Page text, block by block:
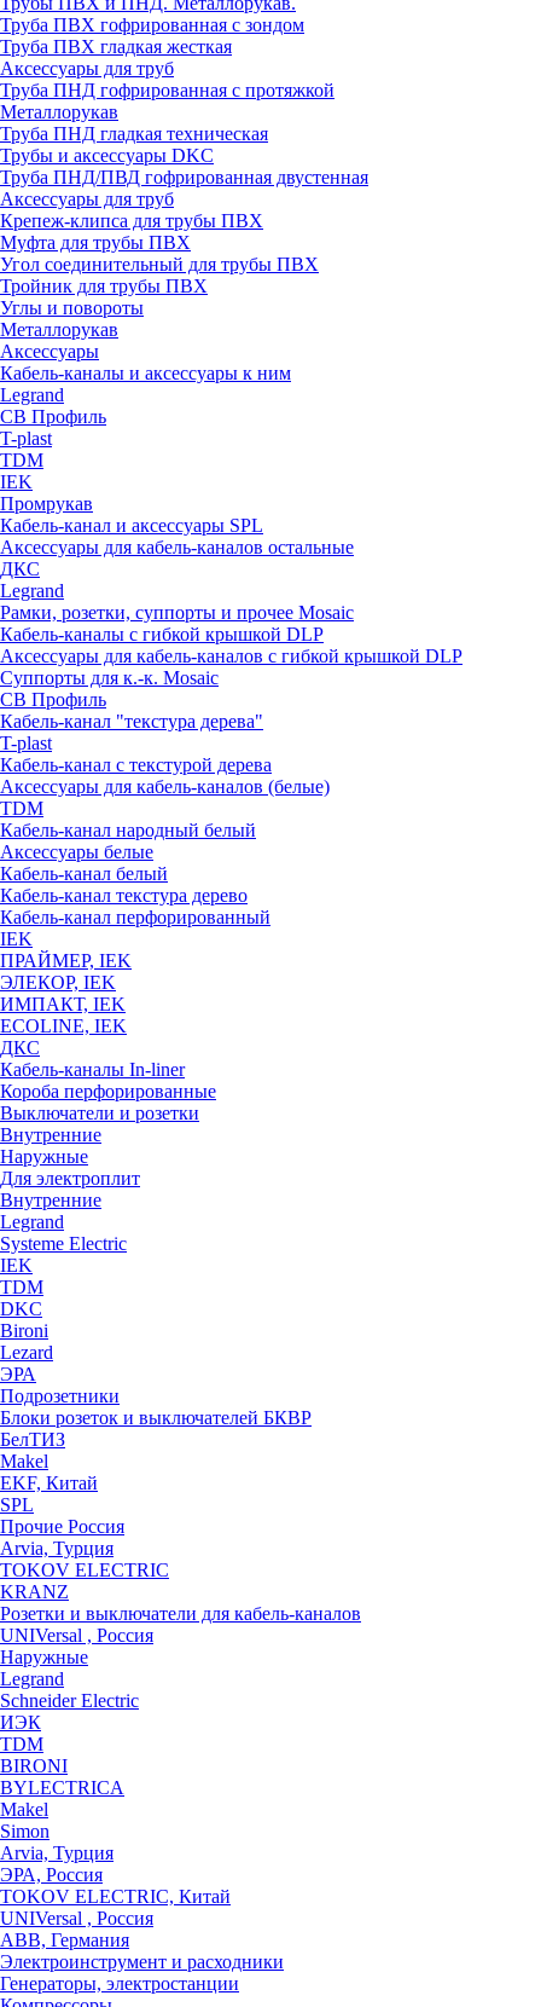
Труба ПВХ гофрированная с зондом
Труба ПВХ гладкая жесткая
Аксессуары для труб
Труба ПНД гофрированная с протяжкой
Металлорукав
Труба ПНД гладкая техническая
Трубы и аксессуары DKC
Труба ПНД/ПВД гофрированная двустенная
Аксессуары для труб
Крепеж-клипса для трубы ПВХ
Муфта для трубы ПВХ
Угол соединительный для трубы ПВХ
Тройник для трубы ПВХ
Углы и повороты
Металлорукав
Аксессуары
Кабель-каналы и аксессуары к ним
Legrand
СВ Профиль
T-plast
TDM
IEK
Промрукав
Кабель-канал и аксессуары SPL
Аксессуары для кабель-каналов остальные
ДКС
Legrand
Рамки, розетки, суппорты и прочее Mosaic
Кабель-каналы с гибкой крышкой DLP
Аксессуары для кабель-каналов с гибкой крышкой DLP
Суппорты для к.-к. Mosaic
СВ Профиль
Кабель-канал "текстура дерева"
T-plast
Кабель-канал с текстурой дерева
Аксессуары для кабель-каналов (белые)
TDM
Кабель-канал народный белый
Аксессуары белые
Кабель-канал белый
Кабель-канал текстура дерево
Кабель-канал перфорированный
IEK
ПРАЙМЕР, IEK
ЭЛЕКОР, IEK
ИМПАКТ, IEK
ECOLINE, IEK
ДКС
Кабель-каналы In-liner
Короба перфорированные
Выключатели и розетки
Внутренние
Наружные
Для электроплит
Внутренние
Legrand
Systeme Electric
IEK
TDM
DKC
Bironi
Lezard
ЭРА
Подрозетники
Блоки розеток и выключателей БКВР
БелТИЗ
Makel
EKF, Китай
SPL
Прочие Россия
Arvia, Турция
TOKOV ELECTRIC
KRANZ
Розетки и выключатели для кабель-каналов
UNIVersal , Россия
Наружные
Legrand
Schneider Electric
ИЭК
TDM
BIRONI
BYLECTRICA
Makel
Simon
Arvia, Турция
ЭРА, Россия
TOKOV ELECTRIC, Китай
UNIVersal , Россия
ABB, Германия
Электроинструмент и расходники
Генераторы, электростанции